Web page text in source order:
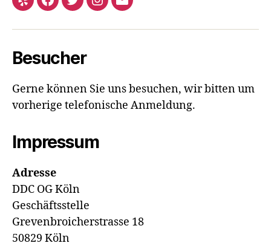
Yelp Facebook
TwitterInstagram
E-
Besucher
Gerne können Sie uns besuchen, wir bitten um
vorherige telefonische Anmeldung.
Impressum
Adresse
DDC OG Köln
Geschäftsstelle
Grevenbroicherstrasse 18
50829 Köln